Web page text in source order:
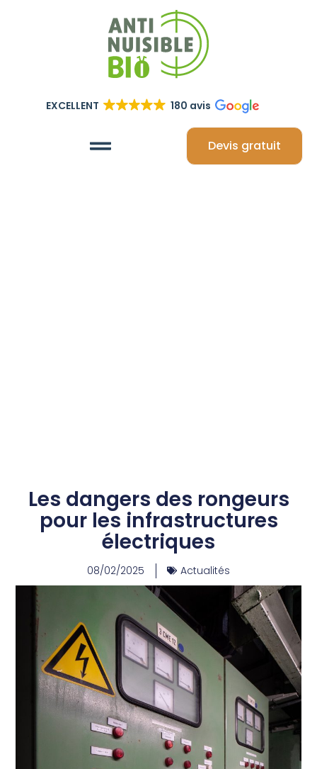
EXCELLENT 180 avis
Devis gratuit
Les dangers des rongeurs
pour les infrastructures
électriques
08/02/2025 Actualités